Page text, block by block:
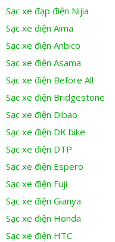
Sạc xe đạp điện Nijia
Sạc xe điện Aima
Sạc xe điện Anbico
Sạc xe điện Asama
Sạc xe điện Before All
Sạc xe điện Bridgestone
Sạc xe điện Dibao
Sạc xe điện DK bike
Sạc xe điện DTP
Sạc xe điện Espero
Sạc xe điện Fuji
Sạc xe điện Gianya
Sạc xe điện Honda
Sạc xe điện HTC